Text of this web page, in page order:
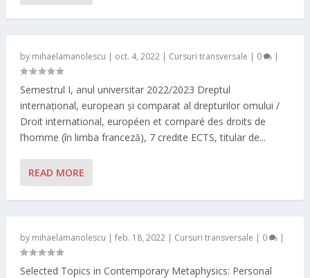
by mihaelamanolescu | oct. 4, 2022| Cursuri transversale | 0 |
Semestrul I, anul universitar 2022/2023 Dreptul
internațional, european și comparat al drepturilor omului /
Droit international, européen et comparé des droits de
l’homme (în limba franceză), 7 credite ECTS, titular de...
READ MORE
by mihaelamanolescu | feb. 18, 2022| Cursuri transversale | 0 |
Selected Topics in Contemporary Metaphysics: Personal